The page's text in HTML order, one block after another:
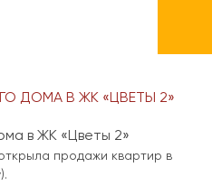
ДОМА В ЖК «ЦВЕТЫ 2»
продажи квартир в